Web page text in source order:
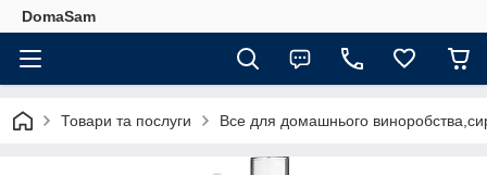
DomaSam
Товари та послуги Все для домашнього